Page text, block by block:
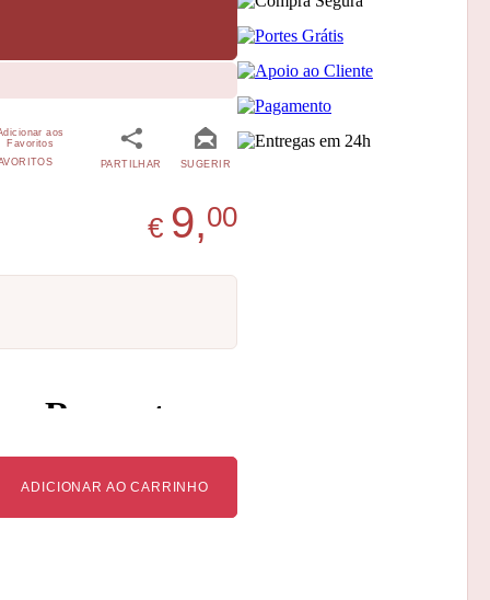
SUGERIR
PARTILHAR
€ 9,00
ADICIONAR AO CARRINHO